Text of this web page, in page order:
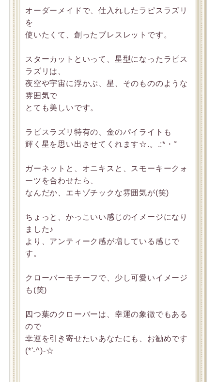
オーダーメイドで、仕入れしたラピスラズリ
を
使いたくて、創ったブレスレットです。
スターカットといって、星型になったラピス
ラズリは、
夜空や宇宙に浮かぶ、星、そのもののような
雰囲気で
とても美しいです。
ラピスラズリ特有の、金のパイライトも
輝く星を思い出させてくれます☆.。.:*・°
ガーネットと、オニキスと、スモーキークォ
ーツを合わせたら、
なんだか、エキゾチックな雰囲気が(笑)
ちょっと、かっこいい感じのイメージになり
ました♪
より、アンティーク感が増している感じで
す。
クローバーモチーフで、少し可愛いイメージ
も(笑)
四つ葉のクローバーは、幸運の象徴でもある
ので
幸運を引き寄せたいあなたにも、お勧めです
(*'-^)-☆